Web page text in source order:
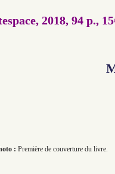
2018, 94 p.,
: Première de couverture du livre.